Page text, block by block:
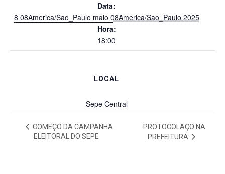
Data:
8 08America/Sao_Paulo maio 08America/Sao_Paulo 2025
Hora:
18:00
LOCAL
Sepe Central
COMEÇO DA CAMPANHA
ELEITORAL DO SEPE
PROTOCOLAÇO NA
PREFEITURA